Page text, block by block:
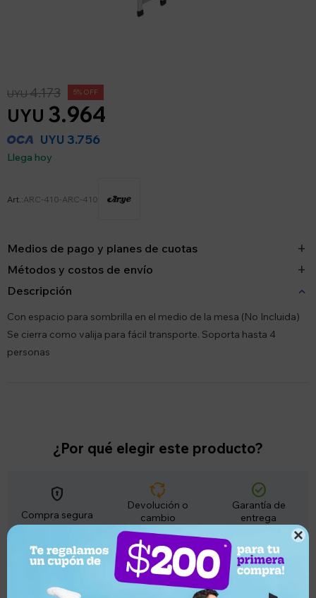

UYU 3.964
UYU4.173 5
UYU 3.756
Llega hoy
ARC-410-ARC-410
Medios de pago y planes de cuotas
Métodos y costos de envío
Descripción
Con espacio para sombrilla en el medio de la mesa (No Incluida)
Se cierra como valija para fácil transporte. Soporta hasta 4
personas
¿Por qué elegir este producto?
encrypted
Compra segura
cycle
Devolución o
cambio
check_circle
Garantía de
entrega
Descripción
CÓDIGO: ARC-410